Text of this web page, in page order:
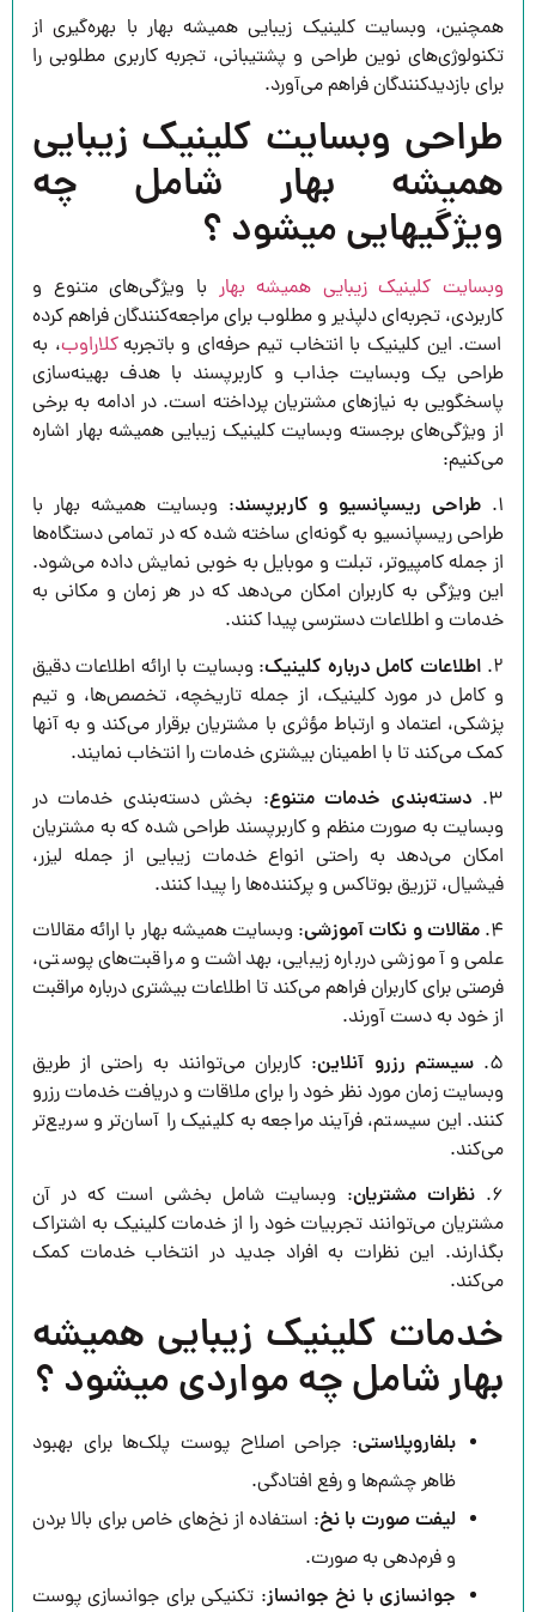
همچنین، وبسایت کلینیک زیبایی همیشه بهار با بهره‌گیری از
تکنولوژی‌های نوین طراحی و پشتیبانی، تجربه کاربری مطلوبی را
برای بازدیدکنندگان فراهم می‌آورد.
طراحی وبسایت کلینیک زیبایی
همیشه بهار شامل چه
ویژگیهایی میشود ؟
وبسایت کلینیک زیبایی همیشه بهار با ویژگی‌های متنوع و
کاربردی، تجربه‌ای دلپذیر و مطلوب برای مراجعه‌کنندگان فراهم کرده
است. این کلینیک با انتخاب تیم حرفه‌ای و باتجربهکلاراوب، به
طراحی یک وبسایت جذاب و کاربرپسند با هدف بهینه‌سازی
پاسخگویی به نیازهای مشتریان پرداخته است. در ادامه به برخی
از ویژگی‌های برجسته وبسایت کلینیک زیبایی همیشه بهار اشاره
می‌کنیم:
۱.
طراحی ریسپانسیو و کاربرپسند: وبسایت همیشه بهار با
طراحی ریسپانسیو به گونه‌ای ساخته شده که در تمامی دستگاه‌ها
از جمله کامپیوتر، تبلت و موبایل به خوبی نمایش داده می‌شود.
این ویژگی به کاربران امکان می‌دهد که در هر زمان و مکانی به
خدمات و اطلاعات دسترسی پیدا کنند.
۲. اطلاعات کامل درباره کلینیک: وبسایت با ارائه اطلاعات دقیق
و کامل در مورد کلینیک، از جمله تاریخچه، تخصص‌ها، و تیم
پزشکی، اعتماد و ارتباط مؤثری با مشتریان برقرار می‌کند و به آنها
کمک می‌کند تا با اطمینان بیشتری خدمات را انتخاب نمایند.
۳.
دسته‌بندی خدمات متنوع: بخش دسته‌بندی خدمات در
وبسایت به صورت منظم و کاربرپسند طراحی شده که به مشتریان
امکان می‌دهد به راحتی انواع خدمات زیبایی از جمله لیزر،
فیشیال، تزریق بوتاکس و پرکننده‌ها را پیدا کنند.
۴. مقالات و نکات آموزشی: وبسایت همیشه بهار با ارائه مقالات
علمی و آموزشی درباره زیبایی، بهداشت و مراقبت‌های پوستی،
فرصتی برای کاربران فراهم می‌کند تا اطلاعات بیشتری درباره مراقبت
از خود به دست آورند.
۵. سیستم رزرو آنلاین: کاربران می‌توانند به راحتی از طریق
وبسایت زمان مورد نظر خود را برای ملاقات و دریافت خدمات رزرو
کنند. این سیستم، فرآیند مراجعه به کلینیک را آسان‌تر و سریع‌تر
می‌کند.
۶.
نظرات مشتریان: وبسایت شامل بخشی است که در آن
مشتریان می‌توانند تجربیات خود را از خدمات کلینیک به اشتراک
بگذارند. این نظرات به افراد جدید در انتخاب خدمات کمک
می‌کند.
خدمات کلینیک زیبایی همیشه
بهار شامل چه مواردی میشود ؟
بلفاروپلاستی: جراحی اصلاح پوست پلک‌ها برای بهبود
ظاهر چشم‌ها و رفع افتادگی.
لیفت صورت با نخ: استفاده از نخ‌های خاص برای بالا بردن
و فرم‌دهی به صورت.
جوانسازی با نخ جوانساز: تکنیکی برای جوانسازی پوست